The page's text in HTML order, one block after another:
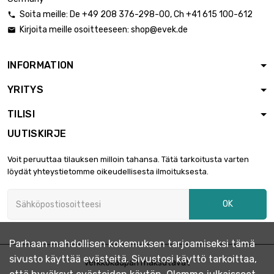
pituus : 2 Meter
halkaisija : 1mm
6,22 € 
pituus : 25 Meter
pituus : 50 Meter
6,22 € 
 Soita meille: De +49 208 376-298-00, Ch +41 615 100-612
 Kirjoita meille osoitteeseen: shop@evek.de
INFORMATION
YRITYS
TILISI
UUTISKIRJE
Voit peruuttaa tilauksen milloin tahansa. Tätä tarkoitusta varten
löydät yhteystietomme oikeudellisesta ilmoituksesta.
OK
Verkkokaupan maksutavat
Parhaan mahdollisen kokemuksen tarjoamiseksi tämä
sivusto käyttää evästeitä. Sivustosi käyttö tarkoittaa,